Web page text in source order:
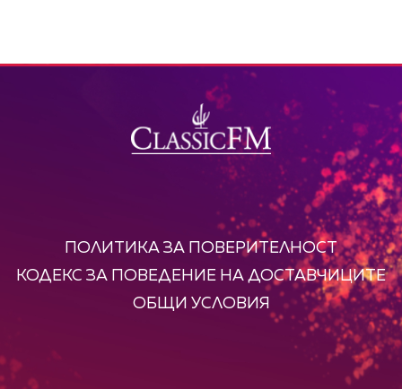
ПОЛИТИКА ЗА ПОВЕРИТЕЛНОСТ
КОДЕКС ЗА ПОВЕДЕНИЕ НА ДОСТАВЧИЦИТЕ
ОБЩИ УСЛОВИЯ